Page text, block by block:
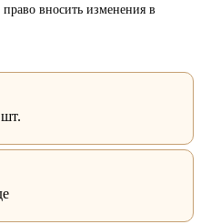
вносить изменения в